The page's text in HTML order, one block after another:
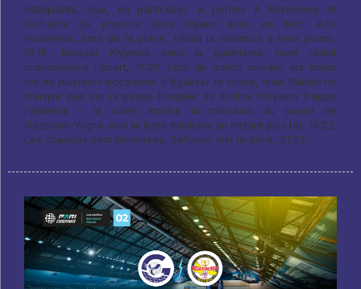
attaquants, que, en particulier, a permis à Beskrovny et
Kurbatov de prendre deux tuyaux avec un bloc. Ace
Roudneva, hors de la place, réduit la distance à trois points,
16:19, bloquer Khlyakin dans la quatrième zone réduit
pratiquement l'écart, 19:20. Lors du match suivant, les hôtes
ont eu plusieurs occasions d'égaliser le score, mais Masko ne
marque pas sur la passe bloquée de Kirillov. Khlyakin frappe
l'antenne - la vidéo montre la transition du joueur de
Gazprom-Yugra vers la ligne médiane un instant plus tôt, 19:22.
Les chances sont terminées, Safonov met le point, 21:25.